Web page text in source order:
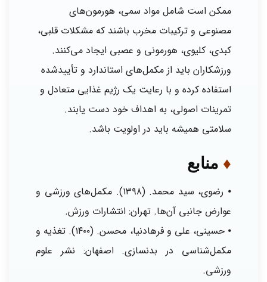
ممکن است شامل مواد سمی، هورمون‌های
مصنوعی و ترکیبات مخرب باشند که مشکلات قلبی،
کبدی، کلیوی، هورمونی و عصبی ایجاد می‌کنند.
ورزشکاران باید از مکمل‌های استاندارد و تأییدشده
استفاده کرده و با رعایت یک رژیم غذایی متعادل و
تمرینات اصولی، به اهداف خود دست یابند.
سلامتی همیشه باید در اولویت باشد.
♦منابع
⦁ رضوی، سید محمد. (۱۳۹۸). مکمل‌های ورزشی و
عوارض جانبی آن‌ها. تهران: انتشارات ورزش.
⦁ حسینی، علی و فرهادنیا، محسن. (۱۴۰۰). تغذیه و
مکمل‌شناسی در بدنسازی. اصفهان: نشر علوم
ورزشی.